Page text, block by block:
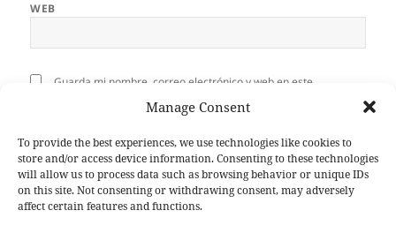
Manage Consent
To provide the best experiences, we use technologies like cookies to
store and/or access device information. Consenting to these technologies
will allow us to process data such as browsing behavior or unique IDs
on this site. Not consenting or withdrawing consent, may adversely
affect certain features and functions.
WEB
Guarda mi nombre, correo electrónico y web en este
navegador para la próxima vez que comente.
Navegación